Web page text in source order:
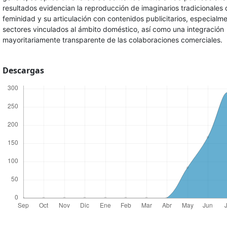
resultados evidencian la reproducción de imaginarios tradicionales
feminidad y su articulación con contenidos publicitarios,
sectores vinculados al ámbito doméstico, así como una integración
mayoritariamente transparente de las colaboraciones comerciales.
Descargas